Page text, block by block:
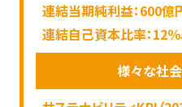
連結当期純利益：600億
連結自己資本比率：12
様々な社